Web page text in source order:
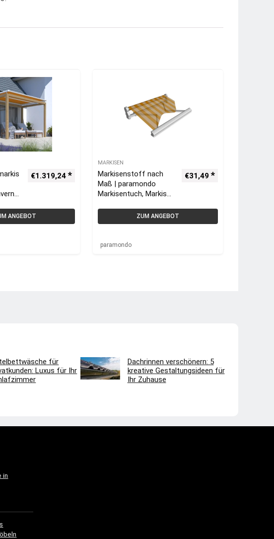
€1.319,24
ANGEBOT
MARKISEN
Markisenstoff nach
Maß | paramondo
Markisentuch, Markise
€31,49
ZUM ANGEBOT
paramondo
für
Luxus für Ihr
Dachrinnen verschönern: 5
kreative Gestaltungsideen für
Ihr Zuhause
in